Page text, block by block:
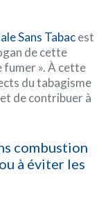
Sans Tabacest
de cette
fumer ». À cette
du tabagisme
de contribuer à
combustion
à éviter les